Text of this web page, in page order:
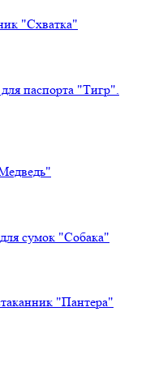
"Схватка"
паспорта "Тигр".
сумок "Собака"
"Пантера"